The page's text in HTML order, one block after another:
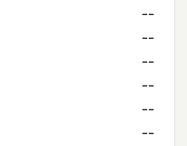
--
--
--
--
--
--